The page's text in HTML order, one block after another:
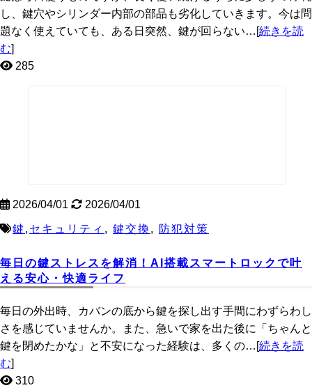
し、鍵穴やシリンダー内部の部品も劣化していきます。今は問
題なく使えていても、ある日突然、鍵が回らない…[続きを読
む]
285
2026/04/01 2026/04/01
鍵 , セキュリティ , 鍵交換 , 防犯対策
毎日の鍵ストレスを解消！AI搭載スマートロックで叶
える安心・快適ライフ
毎日の外出時、カバンの底から鍵を探し出す手間にわずらわし
さを感じていませんか。また、急いで家を出た後に「ちゃんと
鍵を閉めたかな」と不安になった経験は、多くの…[続きを読
む]
310